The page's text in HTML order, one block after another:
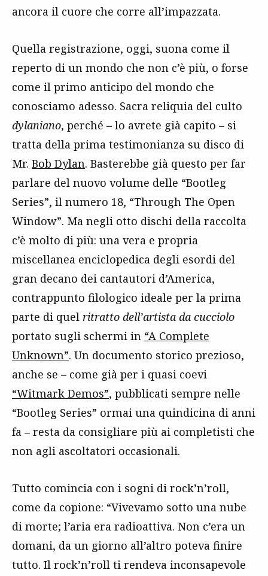
ancora il cuore che corre all’impazzata.
Quella registrazione, oggi, suona come il
reperto di un mondo che non c’è più, o forse
come il primo anticipo del mondo che
conosciamo adesso. Sacra reliquia del culto
dylaniano, perché – lo avrete già capito – si
tratta della prima testimonianza su disco di
Mr. Bob Dylan. Basterebbe già questo per far
parlare del nuovo volume delle “Bootleg
Series”, il numero 18, “Through The Open
Window”. Ma negli otto dischi della raccolta
c’è molto di più: una vera e propria
miscellanea enciclopedica degli esordi del
gran decano dei cantautori d’America,
contrappunto filologico ideale per la prima
parte di quel ritratto dell’artista da cucciolo
portato sugli schermi in “A Complete
Unknown”. Un documento storico prezioso,
anche se – come già per i quasi coevi
“Witmark Demos”, pubblicati sempre nelle
“Bootleg Series” ormai una quindicina di anni
fa – resta da consigliare più ai completisti che
non agli ascoltatori occasionali.
Tutto comincia con i sogni di rock’n’roll,
come da copione: “Vivevamo sotto una nube
di morte; l’aria era radioattiva. Non c’era un
domani, da un giorno all’altro poteva finire
tutto. Il rock’n’roll ti rendeva inconsapevole